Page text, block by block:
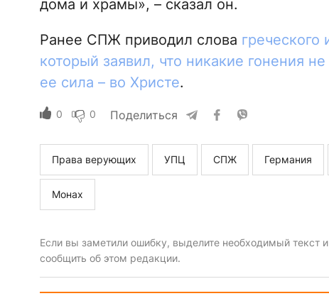
дома и храмы», – сказал он.
Ранее СПЖ приводил слова
который заявил, что никакие гонения
ее сила – во Христе.
0 0 Поделиться
Права верующих УПЦ СПЖ Германия
Монах
Если вы заметили ошибку, выделите необходимый текст
сообщить об этом редакции.